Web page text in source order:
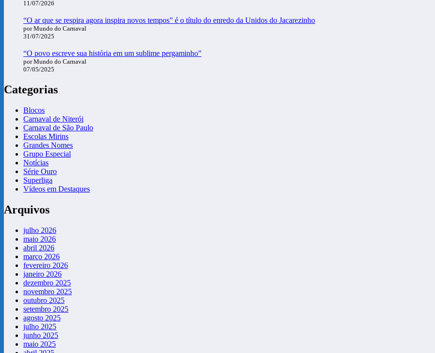
11/07/2026
“O ar que se respira agora inspira novos tempos” é o título do enredo da Unidos do Jacarezinho
por Mundo do Carnaval
31/07/2025
“O povo escreve sua história em um sublime pergaminho”
por Mundo do Carnaval
07/05/2025
Categorias
Blocos
Carnaval de Niterói
Carnaval de São Paulo
Escolas Mirins
Grandes Nomes
Grupo Especial
Notícias
Série Ouro
Superliga
Vídeos em Destaques
Arquivos
julho 2026
maio 2026
abril 2026
março 2026
fevereiro 2026
janeiro 2026
dezembro 2025
novembro 2025
outubro 2025
setembro 2025
agosto 2025
julho 2025
junho 2025
maio 2025